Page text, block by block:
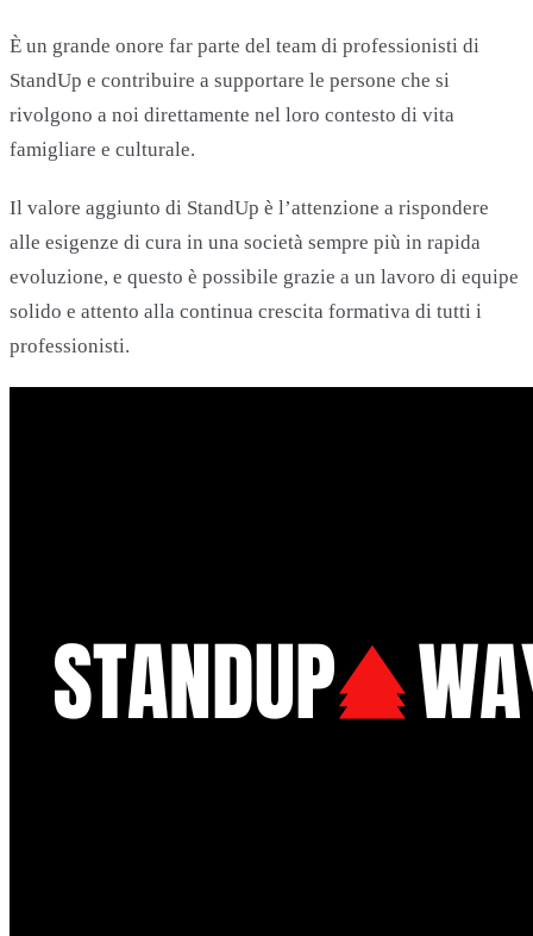
È un grande onore far parte del team di professionisti di
StandUp e contribuire a supportare le persone che si
rivolgono a noi direttamente nel loro contesto di vita
famigliare e culturale.
Il valore aggiunto di StandUp è l’attenzione a rispondere
alle esigenze di cura in una società sempre più in rapida
evoluzione, e questo è possibile grazie a un lavoro di equipe
solido e attento alla continua crescita formativa di tutti i
professionisti.